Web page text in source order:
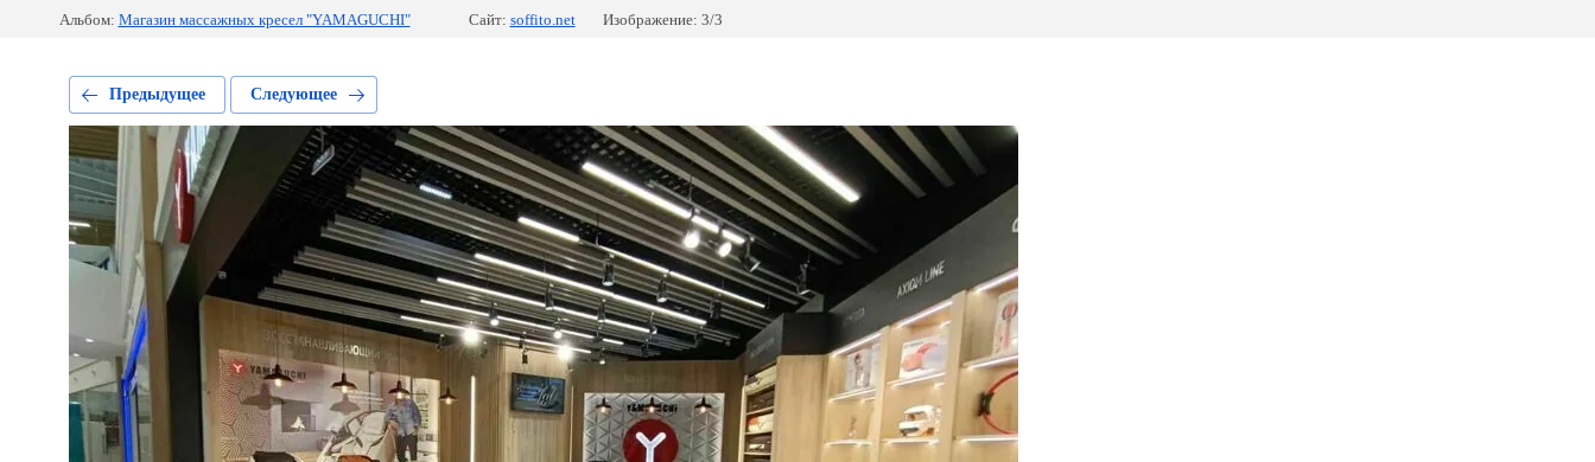
Альбом: Магазин массажных кресел "YAMAGUCHI" Сайт: soffito.net Изображение: 3/3
Предыдущее Следующее